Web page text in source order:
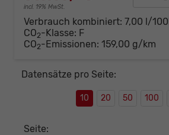
incl. 19% MwSt.
Verbrauch kombiniert: 7,00 l/
CO2-Klasse: F
CO2-Emissionen: 159,00 g/km
Datensätze pro Seite:
10 20 50 100
Seite: